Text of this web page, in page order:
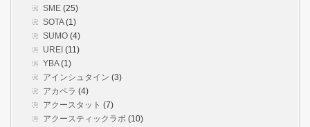
SME (25)
SOTA(1)
SUMO (4)
UREI (11)
YBA(1)
アインシュタイン (3)
アカペラ (4)
アクースタット (7)
アクースティックラボ (10)